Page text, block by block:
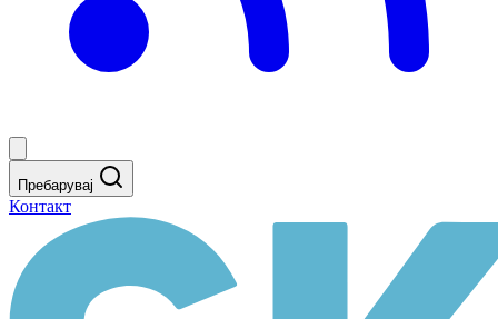
Пребарувај
Контакт